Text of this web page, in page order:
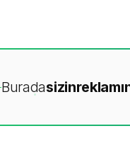
Buradasizin